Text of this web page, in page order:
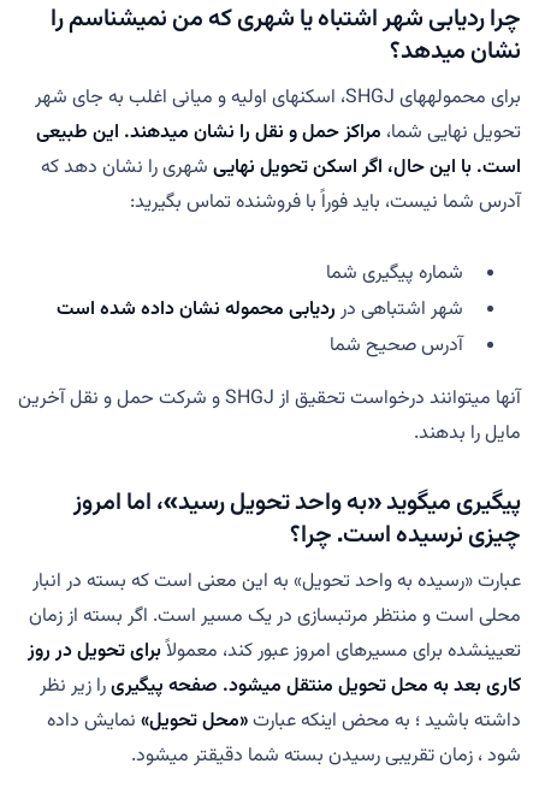
چرا ردیابی شهر اشتباه یا شهری که من نمیشناسم را
نشان میدهد؟
برای محمولههای SHGJ، اسکنهای اولیه و میانی اغلب به جای شهر
تحویل نهایی شما، مراکز حمل و نقل را نشان میدهند. این طبیعی
است. با این حال، اگر اسکنتحویل نهایی شهری را نشان دهد که
آدرس شما نیست، باید فوراً با فروشنده تماس بگیرید:
شماره پیگیری شما
شهر اشتباهی در ردیابی محموله نشان داده شده است
آدرس صحیح شما
آنها میتوانند درخواست تحقیق از SHGJ و شرکت حمل و نقل آخرین
مایل را بدهند.
پیگیری میگوید «به واحد تحویل رسید»، اما امروز
چیزی نرسیده است. چرا؟
عبارت «رسیده به واحد تحویل» به این معنی است که بسته در انبار
محلی است و منتظر مرتبسازی در یک مسیر است. اگر بسته از زمان
تعیینشده برای مسیرهای امروز عبور کند، معمولاًبرای تحویل در روز
کاری بعد به محل تحویل منتقل میشود. صفحه پیگیریرا زیر نظر
داشته باشید ؛ به محض اینکه عبارت«محل تحویل» نمایش داده
شود ، زمان تقریبی رسیدن بسته شما دقیقتر میشود.